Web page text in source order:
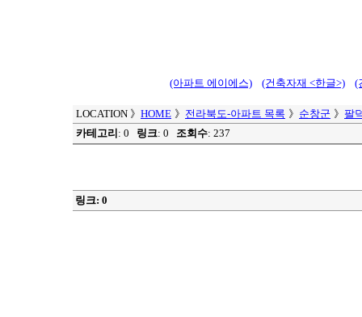
(아파트 에이에스) (건축자재 <한글>) (
LOCATION 》 HOME 》 전라북도-아파트 목록 》 순창군 》 팔
카테고리 : 0 링크: 0 조회수: 237
링크: 0